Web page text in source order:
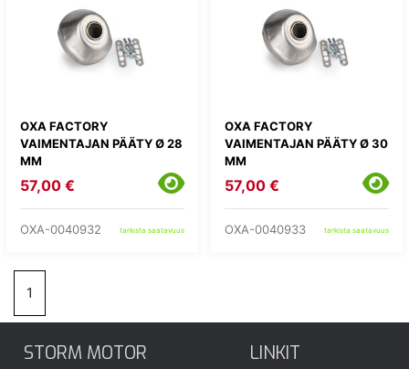
OXA FACTORY
VAIMENTAJAN PÄÄTY Ø 28
MM
57,00 €
OXA-0040932 tarkista saatavuus
OXA FACTORY
VAIMENTAJAN PÄÄTY Ø 30
MM
57,00 €
OXA-0040933 tarkista saatavuus
1
STORM MOTOR LINKIT